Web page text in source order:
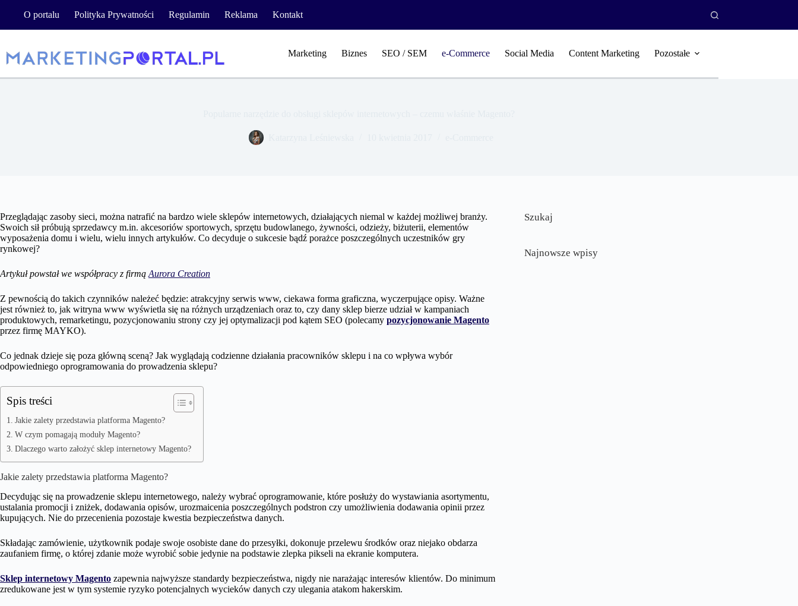
O portalu Polityka Prywatności Regulamin Reklama Kontakt
Marketing Biznes SEO / SEM e-Commerce Social Media Content Marketing Pozostałe
Przeglądając zasoby sieci, można natrafić na bardzo wiele sklepów internetowych, działających niemal w każdej możliwej branży.
Swoich sił próbują sprzedawcy m.in. akcesoriów sportowych, sprzętu budowlanego, żywności, odzieży, biżuterii, elementów
wyposażenia domu i wielu, wielu innych artykułów. Co decyduje o sukcesie bądź porażce poszczególnych uczestników gry
rynkowej?
Artykuł powstał we współpracy z firmą Aurora Creation
Z pewnością do takich czynników należeć będzie: atrakcyjny serwis www, ciekawa forma graficzna, wyczerpujące opisy. Ważne
jest również to, jak witryna www wyświetla się na różnych urządzeniach oraz to, czy dany sklep bierze udział w kampaniach
produktowych, remarketingu, pozycjonowaniu strony czy jej optymalizacji pod kątem SEO (polecamy pozycjonowanie Magento
przez firmę MAYKO).
Co jednak dzieje się poza główną sceną? Jak wyglądają codzienne działania pracowników sklepu i na co wpływa wybór
odpowiedniego oprogramowania do prowadzenia sklepu?
Spis treści
Jakie zalety przedstawia platforma Magento?
W czym pomagają moduły Magento?
Dlaczego warto założyć sklep internetowy Magento?
Jakie zalety przedstawia platforma Magento?
Decydując się na prowadzenie sklepu internetowego, należy wybrać oprogramowanie, które posłuży do wystawiania asortymentu,
ustalania promocji i zniżek, dodawania opisów, urozmaicenia poszczególnych podstron czy umożliwienia dodawania opinii przez
kupujących. Nie do przecenienia pozostaje kwestia bezpieczeństwa danych.
Składając zamówienie, użytkownik podaje swoje osobiste dane do przesyłki, dokonuje przelewu środków oraz niejako obdarza
zaufaniem firmę, o której zdanie może wyrobić sobie jedynie na podstawie zlepka pikseli na ekranie komputera.
Sklep internetowy Magento zapewnia najwyższe standardy bezpieczeństwa, nigdy nie narażając interesów klientów. Do minimum
zredukowane jest w tym systemie ryzyko potencjalnych wycieków danych czy ulegania atakom hakerskim.
Szukaj
Najnowsze wpisy